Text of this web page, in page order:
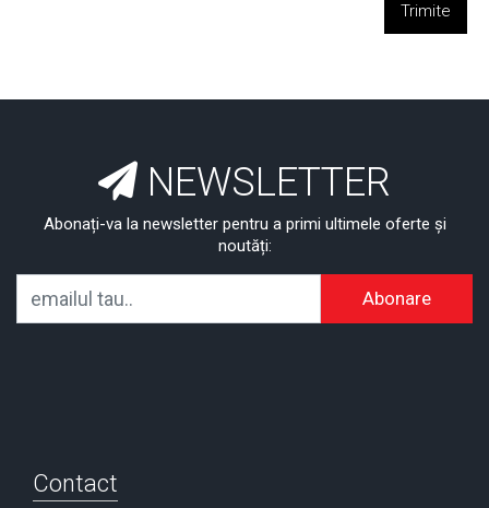
Trimite
NEWSLETTER
Abonați-va la newsletter pentru a primi ultimele oferte și
noutăți:
Abonare
Contact